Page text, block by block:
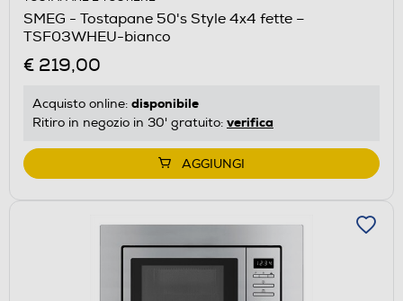
SMEG - Tostapane 50's Style 4x4 fette –
TSF03WHEU-bianco
€ 219,00
Acquisto online: disponibile
Ritiro in negozio in 30' gratuito: verifica
AGGIUNGI